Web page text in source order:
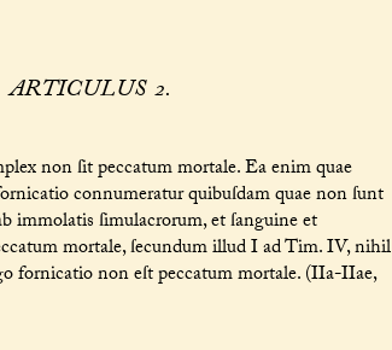
ARTICULUS 2.
non ſit peccatum mortale. Ea enim quae
connumeratur quibuſdam quae non ſunt
immolatis ſimulacrorum, et ſanguine et
mortale, ſecundum illud I ad Tim. IV, nihil
fornicatio non eſt peccatum mortale. (IIa-IIae,